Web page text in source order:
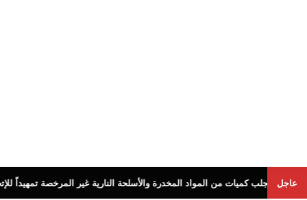
عاجل
من المواد المخدرة والأسلحة النارية غير المرخصة تمهيداً للإتجار بها